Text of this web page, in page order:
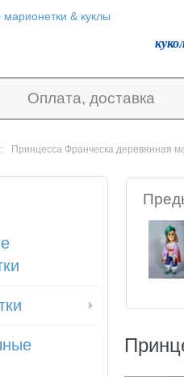
Оплата, доставка
:: Принцесса Франческа деревянная